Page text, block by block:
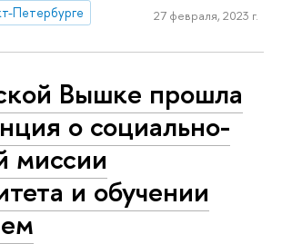
Петербурге
27 февраля, 2023 г.
Вышке прошла
о социально-
миссии
и обучении